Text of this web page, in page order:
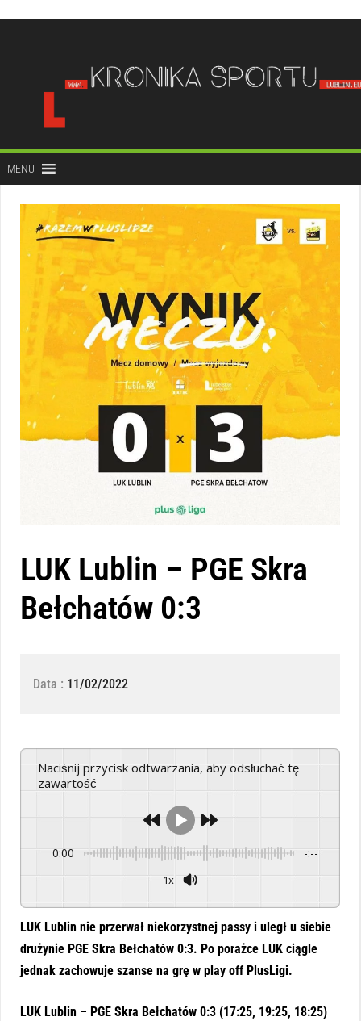
treści
MENU
LUK Lublin – PGE Skra
Bełchatów 0:3
Data : 11/02/2022
Naciśnij przycisk odtwarzania, aby odsłuchać tę
zawartość
0:00 -:--
1x
LUK Lublin nie przerwał niekorzystnej passy i uległ u siebie
drużynie PGE Skra Bełchatów 0:3. Po porażce LUK ciągle
jednak zachowuje szanse na grę w play off PlusLigi.
LUK Lublin – PGE Skra Bełchatów 0:3 (17:25, 19:25, 18:25)